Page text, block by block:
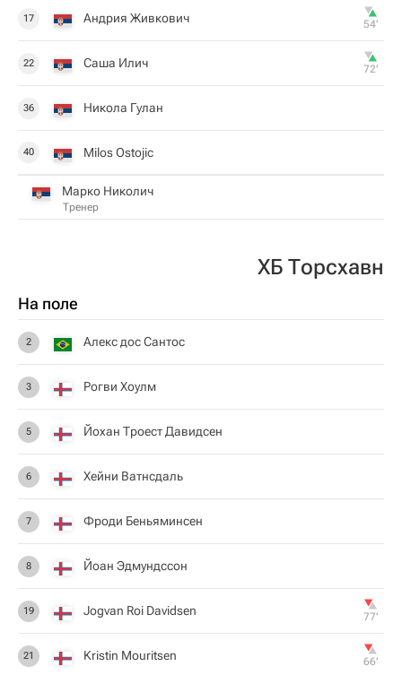
17 Андрия Живкович 54‎’‎
22 Саша Илич 72‎’‎
36 Никола Гулан
40 Milos Ostojic
Марко Николич
Тренер
ХБ Торсхавн
На поле
2 Алекс дос Сантос
3 Рогви Хоулм
5 Йохан Троест Давидсен
6 Хейни Ватнсдаль
7 Фроди Беньяминсен
8 Йоан Эдмундссон
19 Jogvan Roi Davidsen 77‎’‎
21 Kristin Mouritsen 66‎’‎